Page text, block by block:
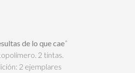
de lo que cae”
2 tintas.
2 ejemplares